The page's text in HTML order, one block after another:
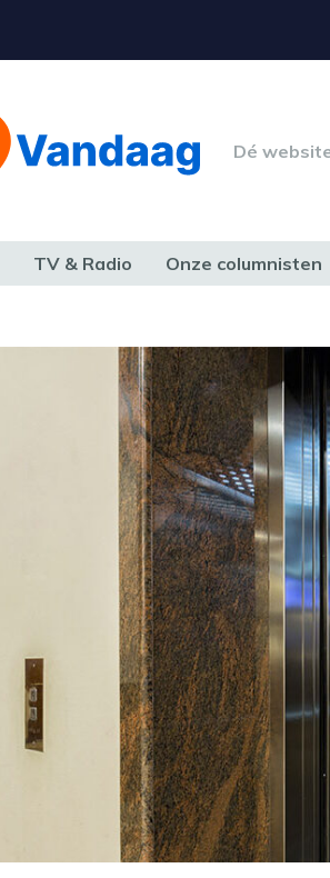
Dé
TV & Radio Onze columnisten